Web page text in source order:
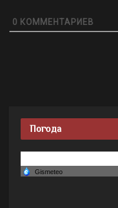
0 КОММЕНТАРИЕВ
Погода